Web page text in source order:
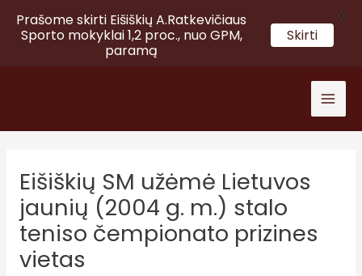
Eišiškių SM užėmė Lietuvos
jaunių (2004 g. m.) stalo
teniso čempionato prizines
vietas
Prašome skirti Eišiškių A.Ratkevičiaus
Sporto mokyklai 1,2 proc., nuo GPM,
paramą
Skirti
X